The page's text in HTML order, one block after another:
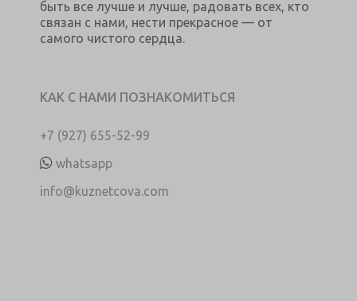
быть все лучше и лучше, радовать всех, кто
связан с нами, нести прекрасное — от
самого чистого сердца.
КАК С НАМИ ПОЗНАКОМИТЬСЯ
+7 (927) 655-52-99
whatsapp
info@kuznetcova.com